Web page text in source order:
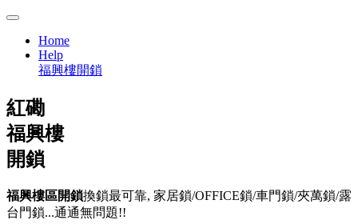
Home
Help
福興樓開鎖
紅磡
福興樓
開鎖
福興樓區開鎖換鎖最可靠, 家居鎖/OFFICE鎖/車門鎖/夾萬鎖/露
台門鎖...通通無問題!!